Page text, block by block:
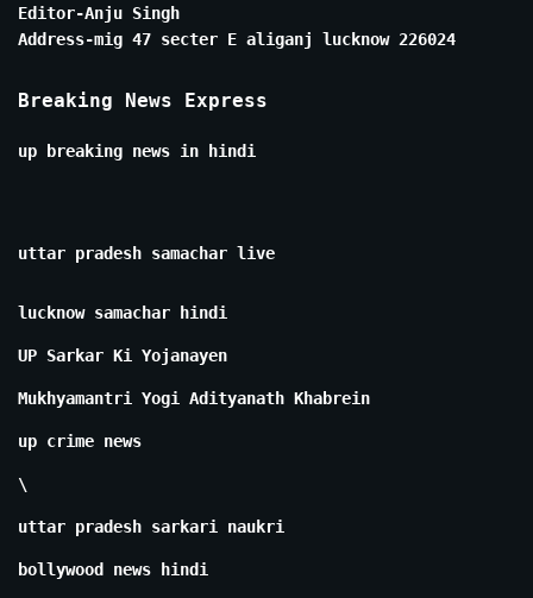
Editor-Anju Singh
Address-mig 47 secter E aliganj lucknow 226024
Breaking News Express
up breaking news in hindi
uttar pradesh samachar live
lucknow samachar hindi
UP Sarkar Ki Yojanayen
Mukhyamantri Yogi Adityanath Khabrein
up crime news
\
uttar pradesh sarkari naukri
bollywood news hindi